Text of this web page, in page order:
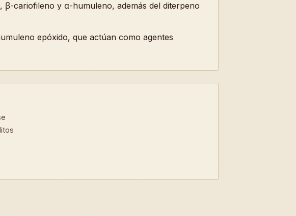
β-cariofileno y α-humuleno, además del diterpeno
epóxido, que actúan como agentes